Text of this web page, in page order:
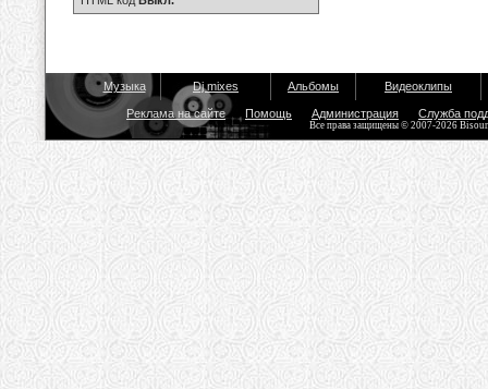
Музыка Dj mixes Альбомы Видеоклипы
Реклама на сайте Помощь Администрация Служба
Все права защищены © 2007-2026